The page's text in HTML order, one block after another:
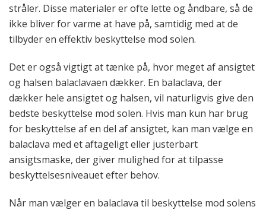
stråler. Disse materialer er ofte lette og åndbare, så de
ikke bliver for varme at have på, samtidig med at de
tilbyder en effektiv beskyttelse mod solen.
Det er også vigtigt at tænke på, hvor meget af ansigtet
og halsen balaclavaen dækker. En balaclava, der
dækker hele ansigtet og halsen, vil naturligvis give den
bedste beskyttelse mod solen. Hvis man kun har brug
for beskyttelse af en del af ansigtet, kan man vælge en
balaclava med et aftageligt eller justerbart
ansigtsmaske, der giver mulighed for at tilpasse
beskyttelsesniveauet efter behov.
Når man vælger en balaclava til beskyttelse mod solens